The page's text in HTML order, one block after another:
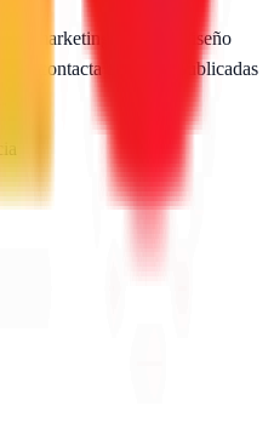
marketing digital y diseño
y contacta agencias publicadas